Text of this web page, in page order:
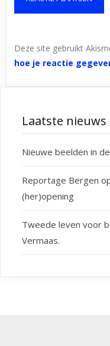
Deze site gebruikt
hoe je reactie
Laatste nieuws
Nieuwe beelden in
Reportage Bergen
(her)opening
Tweede leven voor
Vermaas.